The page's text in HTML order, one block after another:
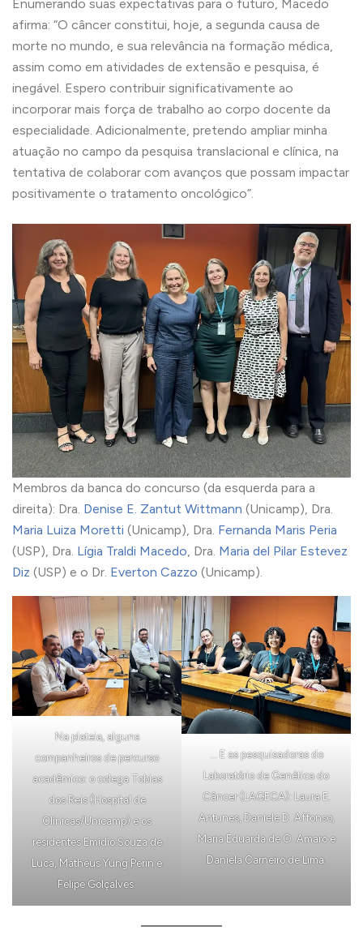
Enumerando suas expectativas para o futuro, Macedo
afirma: “O câncer constitui, hoje, a segunda causa de
morte no mundo, e sua relevância na formação médica,
assim como em atividades de extensão e pesquisa, é
inegável. Espero contribuir significativamente ao
incorporar mais força de trabalho ao corpo docente da
especialidade. Adicionalmente, pretendo ampliar minha
atuação no campo da pesquisa translacional e clínica, na
tentativa de colaborar com avanços que possam impactar
positivamente o tratamento oncológico”.
Membros da banca do concurso (da esquerda para a
direita): Dra. Denise E. Zantut Wittmann (Unicamp), Dra.
Maria Luiza Moretti (Unicamp), Dra. Fernanda Maris Peria
(USP), Dra. Lígia Traldi Macedo, Dra. Maria del Pilar Estevez
Diz (USP) e o Dr. Everton Cazzo (Unicamp).
Na plateia, alguns
companheiros de percurso
acadêmico: o colega Tobias
dos Reis (Hospital de
Clínicas/Unicamp) e os
residentes Emídio Souza de
Luca, Matheus Yung Perin e
Felipe Golçalves.
… E as pesquisadoras do
Laboratório de Genética do
Câncer (LAGECA): Laura E.
Antunes, Daniele D. Affonso,
Maria Eduarda de O. Amaro e
Daniela Carneiro de Lima.